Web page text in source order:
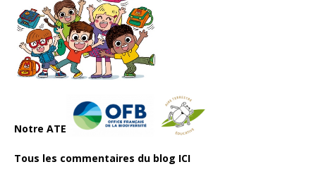
Notre ATE
Tous les commentaires du blog ICI